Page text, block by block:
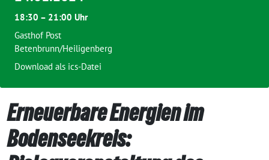
Erneuerbare Energien im
Bodenseekreis:
18:30 – 21:00 Uhr
Gasthof Post
Betenbrunn/Heiligenberg
Download als ics-Datei